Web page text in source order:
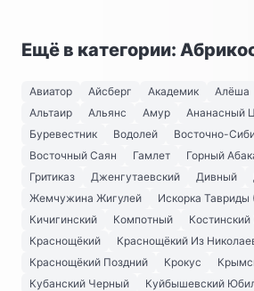
Ещё в категории:
Авиатор Айсберг Академик Алёша
Альтаир
Альянс Амур Ананасный
Буревестник
Водолей
Восточно-
Восточный Саян
Гамлет Горный
Гритиказ
Дженгутаевский Дивный
Жемчужина Жигулей
Искорка Тавриды
Кичигинский
Компотный
Костинский
Краснощёкий
Краснощёкий Из
Краснощёкий Поздний
Крокус
Кубанский Черный
Куйбышевский